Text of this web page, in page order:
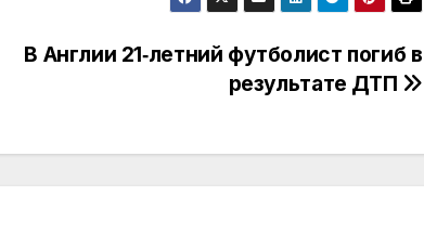
В Англии 21‑летний футболист погиб в
результате ДТП